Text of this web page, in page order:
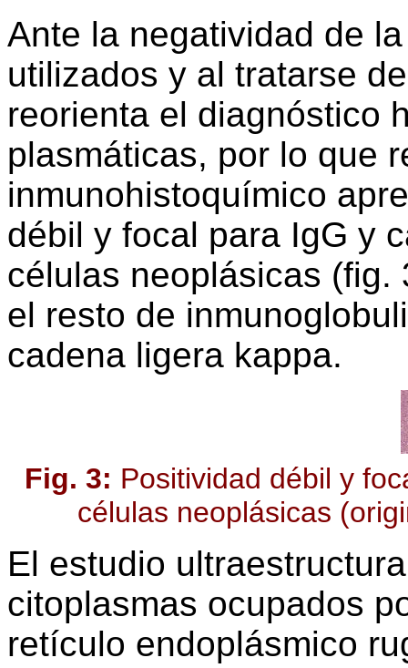
Ante la negatividad de
utilizados y al tratarse
reorienta el diagnóstico
plasmáticas, por lo que
inmunohistoquímico
débil y focal para IgG y
células neoplásicas (fig.
el resto de
cadena ligera kappa.
Fig. 3: Positividad débil y
células neoplásicas
El estudio
citoplasmas ocupados
retículo endoplásmico